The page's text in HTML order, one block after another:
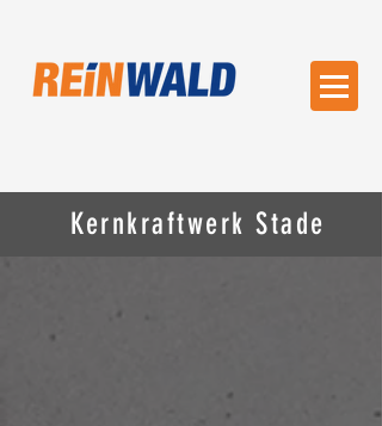
Kernkraftwerk Stade